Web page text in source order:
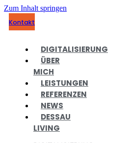
Zum Inhalt springen
Kontakt
DIGITALISIERUNG
ÜBER
MICH
LEISTUNGEN
REFERENZEN
NEWS
DESSAU
LIVING